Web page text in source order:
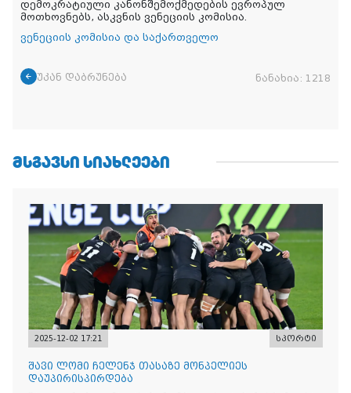
დემოკრატიული კანონშემოქმედების ევროპულ
მოთხოვნებს, ასკვნის ვენეციის კომისია.
ვენეციის კომისია და საქართველო
უკან დაბრუნება ნანახია: 1218
ᲛᲡᲒᲐᲕᲡᲘ ᲡᲘᲐᲮᲚᲔᲔᲑᲘ
2025-12-02 17:21 სპორტი
შავი ლომი ჩელენჯ თასაზე მონპელიეს
დაუპირისპირდება